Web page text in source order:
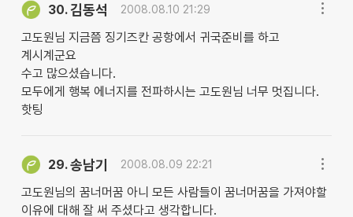
30.김동석 2008.08.10 21:29
고도원님 지금쯤 징기즈칸 공항에서 귀국준비를 하고
계시계군요
수고 많으셨습니다.
모두에게 행복 에너지를 전파하시는 고도원님 너무 멋집니다.
핫팅
29.송남기 2008.08.09 22:21
고도원님의 꿈너머꿈 아니 모든 사람들이 꿈너머꿈을 가져야할
이유에 대해 잘 써 주셨다고 생각합니다.